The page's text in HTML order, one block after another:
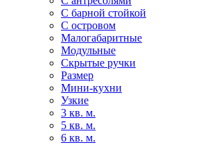
С барной стойкой
С островом
Малогабаритные
Модульные
Скрытые ручки
Размер
Мини-кухни
Узкие
3 кв. м.
5 кв. м.
6 кв. м.